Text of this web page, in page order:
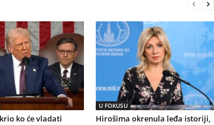
ko će vladati
U FOKUSU
Hirošima okrenula leđa istoriji,